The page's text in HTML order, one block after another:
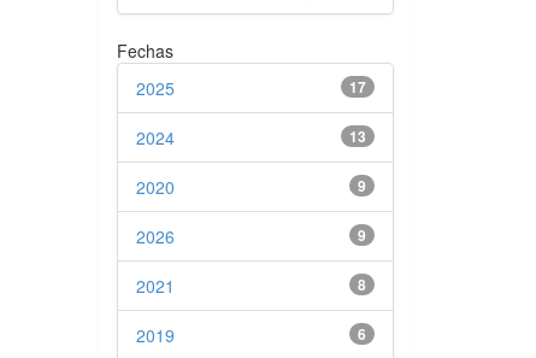
Fechas
17
2025
13
2024
9
2020
9
2026
8
2021
6
2019